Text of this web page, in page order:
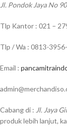
Jl. Pondok Jaya No
Tlp Kantor : 021 –
Tlp / Wa : 0813-
Email :
Cabang di : Jl. Jaya
produk lebih lanjut,